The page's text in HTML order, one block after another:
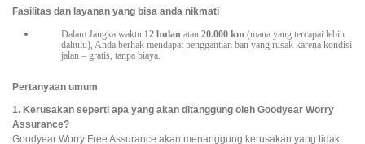
Fasilitas dan layanan yang bisa anda nikmati
Dalam Jangka waktu 12 bulan atau 20.000 km (mana yang tercapai lebih
dahulu), Anda berhak mendapat penggantian ban yang rusak karena kondisi
jalan – gratis, tanpa biaya.
Pertanyaan umum
1. Kerusakan seperti apa yang akan ditanggung oleh Goodyear Worry
Assurance?
Goodyear Worry Free Assurance akan menanggung kerusakan yang tidak